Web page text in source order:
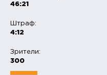
46:21
Штраф:
4:12
Зрители:
300